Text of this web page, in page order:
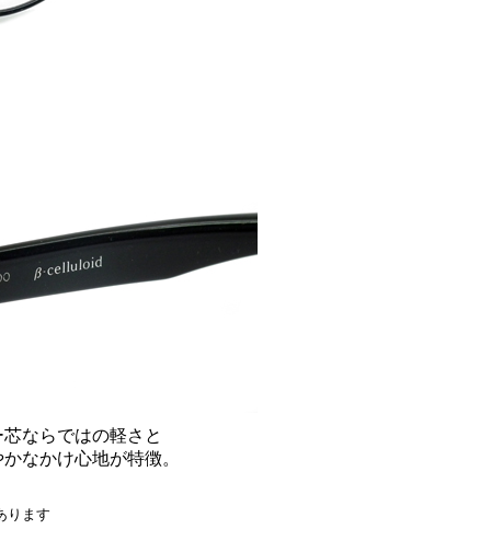
芯ならではの軽さと
かなかけ心地が特徴。
ります